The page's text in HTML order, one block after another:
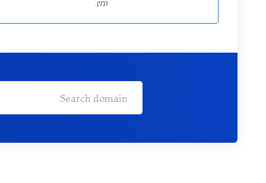
זמין.